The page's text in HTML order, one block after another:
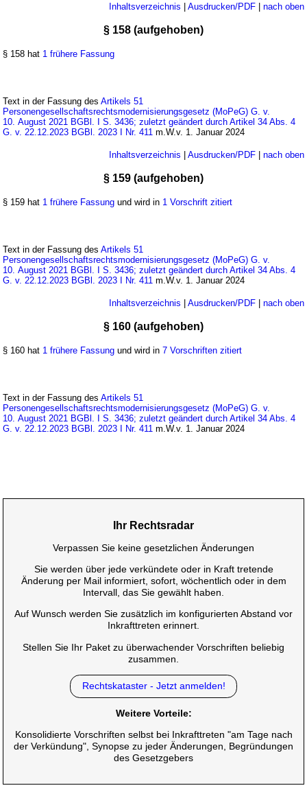
Inhaltsverzeichnis | Ausdrucken/PDF| nach oben
§ 158 (aufgehoben)
§ 158 hat 1 frühere Fassung
Text in der Fassung desArtikels 51
Personengesellschaftsrechtsmodernisierungsgesetz (MoPeG) G. v.
10. August 2021 BGBl. I S. 3436; zuletzt geändert durch Artikel 34 Abs. 4
G. v. 22.12.2023 BGBl. 2023 I Nr. 411 m.W.v. 1. Januar 2024
Inhaltsverzeichnis | Ausdrucken/PDF| nach oben
§ 159 (aufgehoben)
§ 159 hat 1 frühere Fassung und wird in 1 Vorschrift zitiert
Text in der Fassung desArtikels 51
Personengesellschaftsrechtsmodernisierungsgesetz (MoPeG) G. v.
10. August 2021 BGBl. I S. 3436; zuletzt geändert durch Artikel 34 Abs. 4
G. v. 22.12.2023 BGBl. 2023 I Nr. 411 m.W.v. 1. Januar 2024
Inhaltsverzeichnis | Ausdrucken/PDF| nach oben
§ 160 (aufgehoben)
§ 160 hat 1 frühere Fassung und wird in7 Vorschriften zitiert
Text in der Fassung desArtikels 51
Personengesellschaftsrechtsmodernisierungsgesetz (MoPeG) G. v.
10. August 2021 BGBl. I S. 3436; zuletzt geändert durch Artikel 34 Abs. 4
G. v. 22.12.2023 BGBl. 2023 I Nr. 411 m.W.v. 1. Januar 2024
Ihr Rechtsradar
Verpassen Sie keine gesetzlichen Änderungen
Sie werden über jede verkündete oder in Kraft tretende
Änderung per Mail informiert, sofort, wöchentlich oder in dem
Intervall, das Sie gewählt haben.
Auf Wunsch werden Sie zusätzlich im konfigurierten Abstand vor
Inkrafttreten erinnert.
Stellen Sie Ihr Paket zu überwachender Vorschriften beliebig
zusammen.
Rechtskataster - Jetzt anmelden!
Weitere Vorteile:
Konsolidierte Vorschriften selbst bei Inkrafttreten "am Tage nach
der Verkündung", Synopse zu jeder Änderungen, Begründungen
des Gesetzgebers